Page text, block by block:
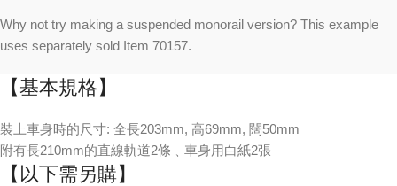
Why not try making a suspended monorail version? This example
uses separately sold Item 70157.
【基本規格】
裝上車身時的尺寸: 全長203mm, 高69mm, 闊50mm
附有長210mm的直線軌道2條﹑車身用白紙2張
【以下需另購】